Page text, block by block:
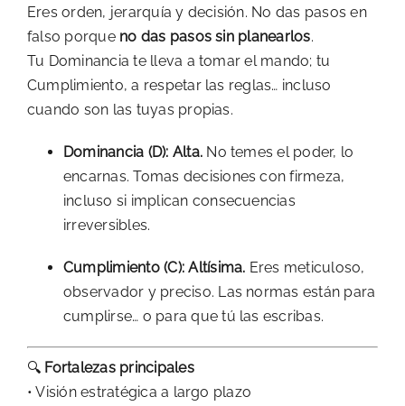
Eres orden, jerarquía y decisión. No das pasos en
falso porque no das pasos sin planearlos.
Tu Dominancia te lleva a tomar el mando; tu
Cumplimiento, a respetar las reglas… incluso
cuando son las tuyas propias.
Dominancia (D): Alta. No temes el poder, lo
encarnas. Tomas decisiones con firmeza,
incluso si implican consecuencias
irreversibles.
Cumplimiento (C): Altísima. Eres meticuloso,
observador y preciso. Las normas están para
cumplirse… o para que tú las escribas.
🔍 Fortalezas principales
• Visión estratégica a largo plazo